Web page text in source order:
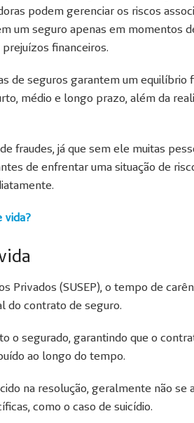
podem gerenciar os riscos
um seguro apenas em momentos
financeiros.
de seguros garantem um equilíbrio
médio e longo prazo, além da
fraudes, já que sem ele muitas
de enfrentar uma situação de
vida?
Privados (SUSEP), o tempo de
do contrato de seguro.
o segurado, garantindo que o
ao longo do tempo.
na resolução, geralmente não se
como o caso de suicídio.